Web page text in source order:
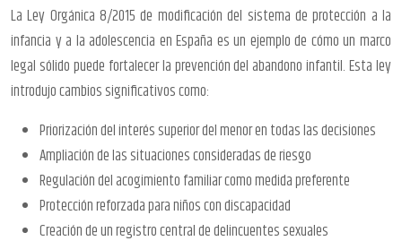
La Ley Orgánica 8/2015 de modificación del sistema de protección a la
infancia y a la adolescencia en España es un ejemplo de cómo un marco
legal sólido puede fortalecer la prevención del abandono infantil. Esta ley
introdujo cambios significativos como:
Priorización del interés superior del menor en todas las decisiones
Ampliación de las situaciones consideradas de riesgo
Regulación del acogimiento familiar como medida preferente
Protección reforzada para niños con discapacidad
Creación de un registro central de delincuentes sexuales